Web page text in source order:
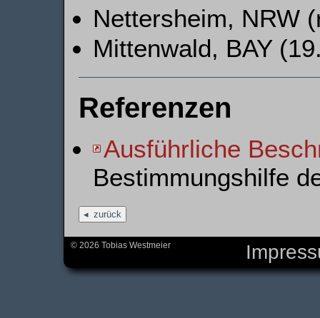
Nettersheim, NRW
Mittenwald, BAY
Referenzen
Ausführliche
Bestimmungshilfe
zurück
© 2026 Tobias Westmeier